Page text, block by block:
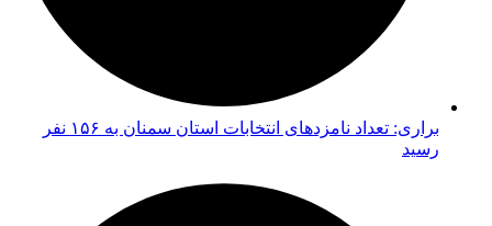
براری: تعداد نامزدهای انتخابات استان سمنان به ۱۵۶ نفر
رسید